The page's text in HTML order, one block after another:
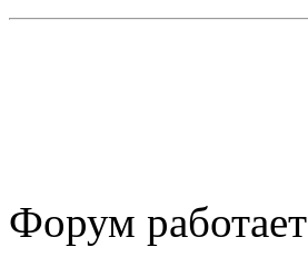
Форум